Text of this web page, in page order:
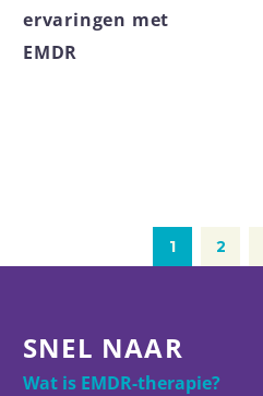
ervaringen met
EMDR
1 2
SNEL NAAR
Wat is EMDR-therapie?